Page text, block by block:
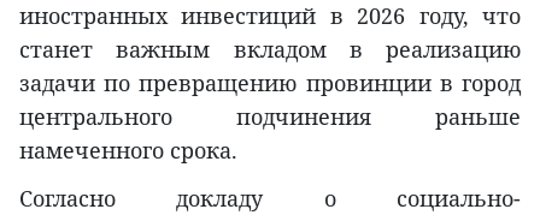
иностранных инвестиций в 2026 году, что
станет важным вкладом в реализацию
задачи по превращению провинции в город
центрального подчинения раньше
намеченного срока.
Согласно докладу о социально-